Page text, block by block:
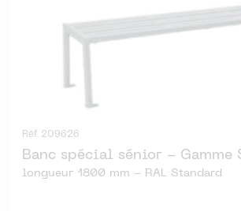
Réf. 209626
Banc spécial sénior - Gamme
longueur 1800 mm - RAL Standard